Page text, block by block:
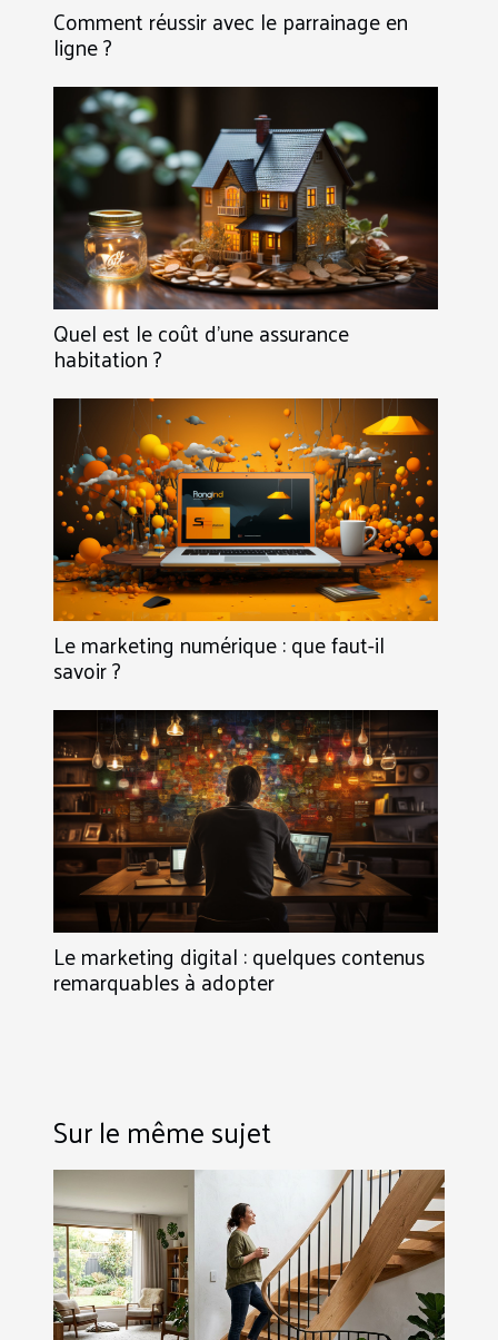
Comment réussir avec le parrainage en
ligne ?
Quel est le coût d'une assurance
habitation ?
Le marketing numérique : que faut-il
savoir ?
Le marketing digital : quelques contenus
remarquables à adopter
Sur le même sujet